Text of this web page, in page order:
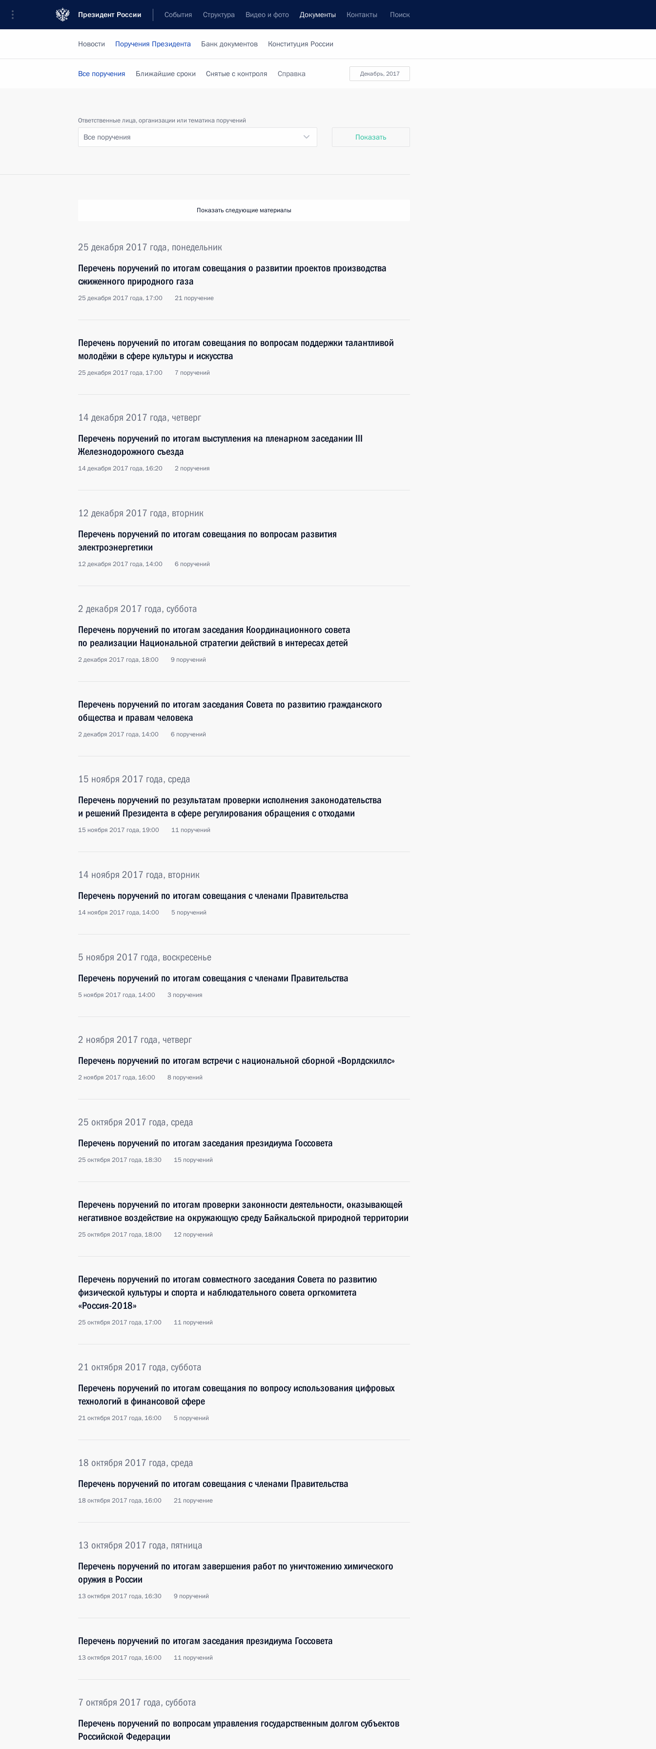
Президент России События Структура Видео и фото Документы Контакты Поиск
Новости Поручения Президента Банк документов Конституция России
декабрь, 2017
Все поручения Ближайшие сроки Снятые с контроля Справка
Ответственные лица, организации или тематика поручений
Все поручения Показать
Показать следующие материалы
25 декабря 2017 года, понедельник
Перечень поручений по итогам совещания о развитии проектов производства
сжиженного природного газа
25 декабря 2017 года, 17:00 21 поручение
Перечень поручений по итогам совещания по вопросам поддержки талантливой
молодёжи в сфере культуры и искусства
25 декабря 2017 года, 17:00 7 поручений
14 декабря 2017 года, четверг
Перечень поручений по итогам выступления на пленарном заседании III
Железнодорожного съезда
14 декабря 2017 года, 16:20 2 поручения
12 декабря 2017 года, вторник
Перечень поручений по итогам совещания по вопросам развития
электроэнергетики
12 декабря 2017 года, 14:00 6 поручений
2 декабря 2017 года, суббота
Перечень поручений по итогам заседания Координационного совета
по реализации Национальной стратегии действий в интересах детей
2 декабря 2017 года, 18:00 9 поручений
Перечень поручений по итогам заседания Совета по развитию гражданского
общества и правам человека
2 декабря 2017 года, 14:00 6 поручений
15 ноября 2017 года, среда
Перечень поручений по результатам проверки исполнения законодательства
и решений Президента в сфере регулирования обращения с отходами
15 ноября 2017 года, 19:00 11 поручений
14 ноября 2017 года, вторник
Перечень поручений по итогам совещания с членами Правительства
14 ноября 2017 года, 14:00 5 поручений
5 ноября 2017 года, воскресенье
Перечень поручений по итогам совещания с членами Правительства
5 ноября 2017 года, 14:00 3 поручения
2 ноября 2017 года, четверг
Перечень поручений по итогам встречи с национальной сборной «Ворлдскиллс»
2 ноября 2017 года, 16:00 8 поручений
25 октября 2017 года, среда
Перечень поручений по итогам заседания президиума Госсовета
25 октября 2017 года, 18:30 15 поручений
Перечень поручений по итогам проверки законности деятельности, оказывающей
негативное воздействие на окружающую среду Байкальской природной территории
25 октября 2017 года, 18:00 12 поручений
Перечень поручений по итогам совместного заседания Совета по развитию
физической культуры и спорта и наблюдательного совета оргкомитета
«Россия-2018»
25 октября 2017 года, 17:00 11 поручений
21 октября 2017 года, суббота
Перечень поручений по итогам совещания по вопросу использования цифровых
технологий в финансовой сфере
21 октября 2017 года, 16:00 5 поручений
18 октября 2017 года, среда
Перечень поручений по итогам совещания с членами Правительства
18 октября 2017 года, 16:00 21 поручение
13 октября 2017 года, пятница
Перечень поручений по итогам завершения работ по уничтожению химического
оружия в России
13 октября 2017 года, 16:30 9 поручений
Перечень поручений по итогам заседания президиума Госсовета
13 октября 2017 года, 16:00 11 поручений
7 октября 2017 года, суббота
Перечень поручений по вопросам управления государственным долгом субъектов
Российской Федерации